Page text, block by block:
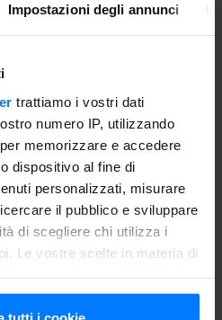
Impostazioni degli annunci
trattiamo i vostri dati
numero IP, utilizzando
memorizzare e accedere
dispositivo al fine di
personalizzati, misurare
il pubblico e sviluppare
di scegliere chi utilizza i
Le vostre scelte in materia di
scelte. È possibile
with the egg until the mixture
butter and yogurt and
until you get a homogeneous
the dough and roll out the
of oven paper with the
a little 'larger than the cake
made using the
and bake for 30 minutes at
with the function ofblast